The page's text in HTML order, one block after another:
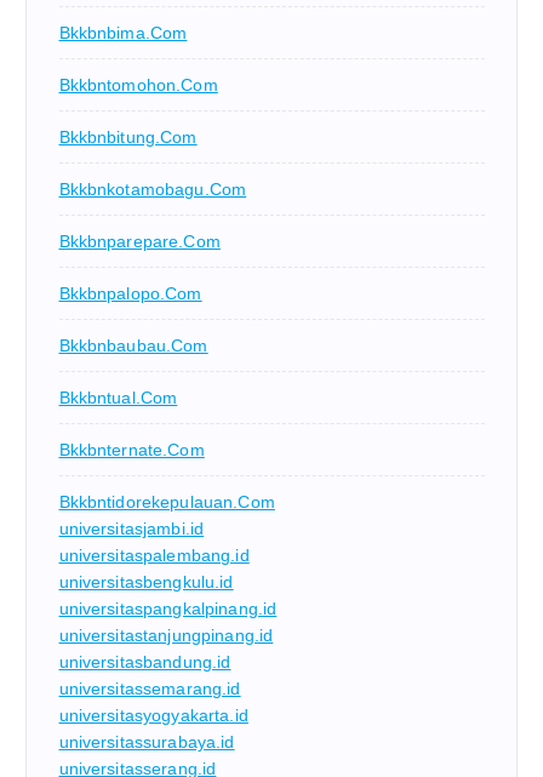
Bkkbnbima.com
Bkkbntomohon.com
Bkkbnbitung.com
Bkkbnkotamobagu.com
Bkkbnparepare.com
Bkkbnpalopo.com
Bkkbnbaubau.com
Bkkbntual.com
Bkkbnternate.com
Bkkbntidorekepulauan.com
universitasjambi.id
universitaspalembang.id
universitasbengkulu.id
universitaspangkalpinang.id
universitastanjungpinang.id
universitasbandung.id
universitassemarang.id
universitasyogyakarta.id
universitassurabaya.id
universitasserang.id